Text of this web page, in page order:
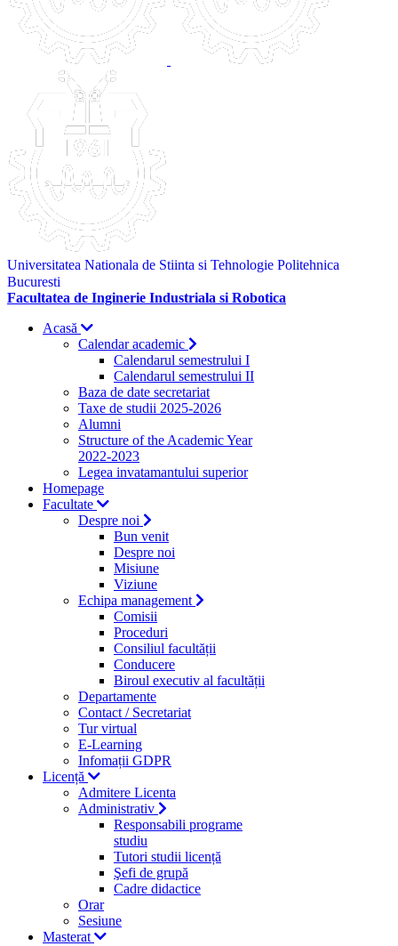
Universitatea Nationala de Stiinta si Tehnologie Politehnica
Bucuresti
Facultatea de Inginerie Industriala si Robotica
Acasă
Calendar academic
Calendarul semestrului I
Calendarul semestrului II
Baza de date secretariat
Taxe de studii 2025-2026
Alumni
Structure of the Academic Year
2022-2023
Legea invatamantului superior
Homepage
Facultate
Despre noi
Bun venit
Despre noi
Misiune
Viziune
Echipa management
Comisii
Proceduri
Consiliul facultății
Conducere
Biroul executiv al facultății
Departamente
Contact / Secretariat
Tur virtual
E-Learning
Infomații GDPR
Licență
Admitere Licenta
Administrativ
Responsabili programe
studiu
Tutori studii licență
Şefi de grupă
Cadre didactice
Orar
Sesiune
Masterat